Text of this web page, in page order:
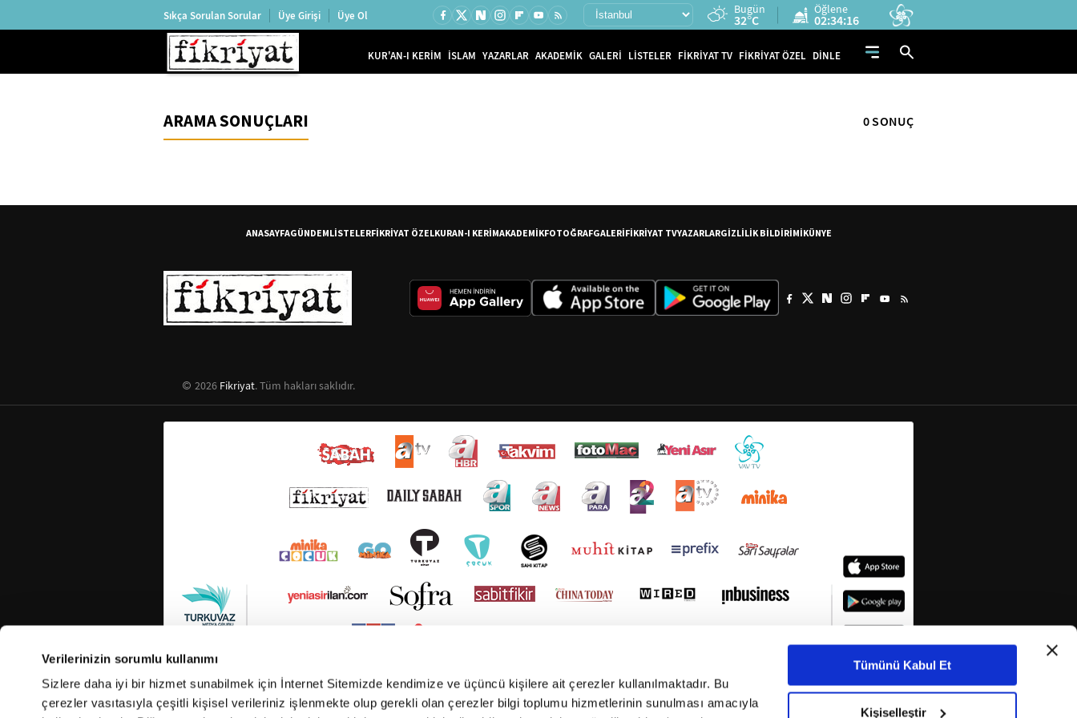
Verilerinizin sorumlu kullanımı
Sizlere daha iyi bir hizmet sunabilmek için İnternet Sitemizde kendimize ve üçüncü kişilere ait çerezler kullanılmaktadır. Bu
çerezler vasıtasıyla çeşitli kişisel verileriniz işlenmekte olup gerekli olan çerezler bilgi toplumu hizmetlerinin sunulması amacıyla
Tümünü Kabul Et
Kişiselleştir
Sıkça Sorulan Sorular Üye Girişi Üye Ol Bugün
32°C
Öğlene
02:34:15
KUR'AN-I KERİM İSLAM YAZARLAR AKADEMİK GALERİ LİSTELER FİKRİYAT TV FİKRİYAT ÖZEL DİNLE
ARAMA SONUÇLARI 0 SONUÇ
ANASAYFAGÜNDEMLİSTELERFİKRİYAT ÖZELKURAN-I KERİMAKADEMİKFOTOĞRAFGALERİFİKRİYAT TVYAZARLARGİZLİLİK BİLDİRİMİKÜNYE
2026 Fikriyat. Tüm hakları saklıdır.